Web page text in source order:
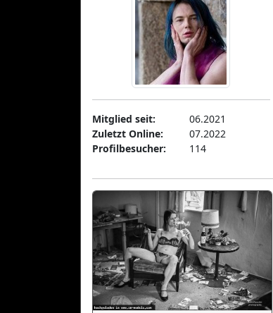
Mitglied seit:
06.2021
Zuletzt Online:
07.2022
Profilbesucher:
114